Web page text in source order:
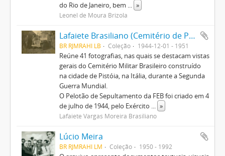
do Rio de Janeiro, bem ... »
Leonel de Moura Brizola
Lafaiete Brasiliano (Cemitério de Pistoia)
BR RJMRAHI LB Coleção 1944-12-01 - 1951
Reúne 41 fotografias, nas quais se destacam vistas
gerais do Cemitério Militar Brasileiro construído
na cidade de Pistóia, na Itália, durante a Segunda
Guerra Mundial.
O Pelotão de Sepultamento da FEB foi criado em 4
de julho de 1944, pelo Exército ... »
Lafaiete Vargas Moreira Brasiliano
Lúcio Meira
BR RJMRAHI LM Coleção 1950 - 1992